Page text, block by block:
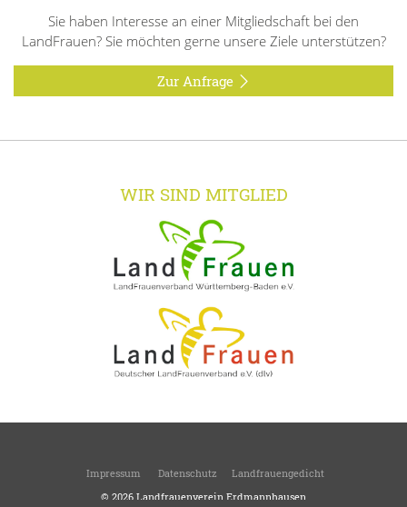
Sie haben Interesse an einer Mitgliedschaft bei den
LandFrauen? Sie möchten gerne unsere Ziele unterstützen?
Zur Anfrage
WIR SIND MITGLIED
Impressum Datenschutz
Landfrauengedicht
© 2026 Landfrauenverein Erdmannhausen